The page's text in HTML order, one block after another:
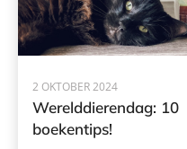
2 OKTOBER 2024
Werelddierendag: 10
boekentips!